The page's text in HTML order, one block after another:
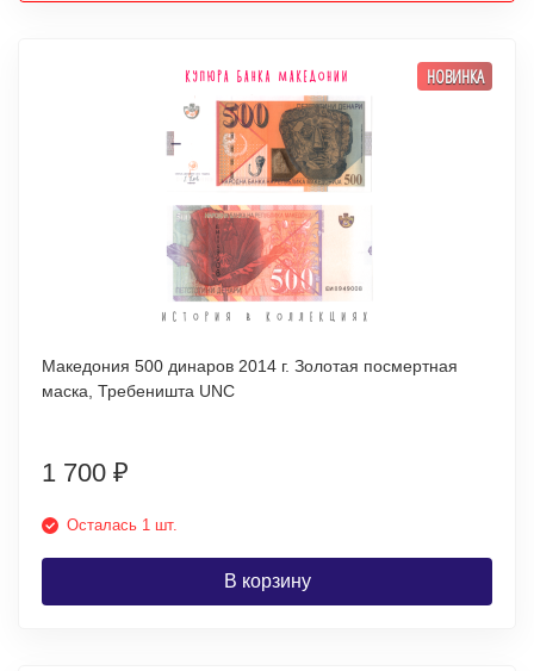
НОВИНКА
Македония 500 динаров 2014 г. Золотая посмертная
маска, Требеништа UNC
1 700 ₽
Осталась 1 шт.
В корзину